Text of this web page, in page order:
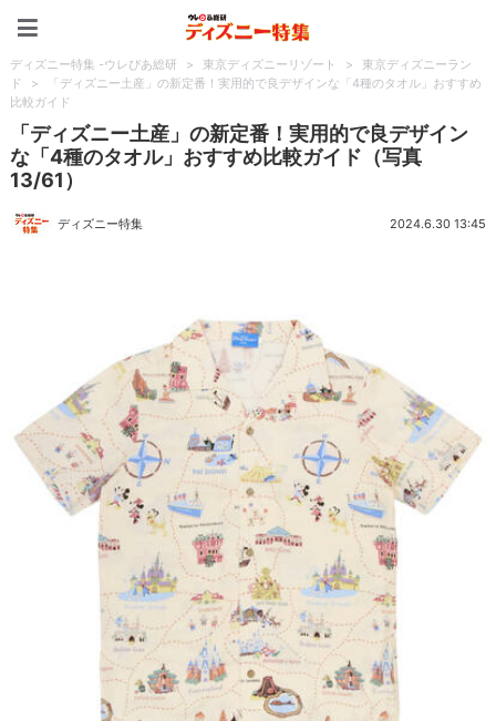
ディズニー特集 -ウレぴあ総研 > 東京ディズニーリゾート >
東京ディズニーラン
ド
>
「ディズニー土産」の新定番！実用的で良デザインな「4種のタオル」おすすめ
比較ガイド
「ディズニー土産」の新定番！実用的で良デザイン
な「4種のタオル」おすすめ比較ガイド（写真
13/61）
ディズニー特集 2024.6.30 13:45